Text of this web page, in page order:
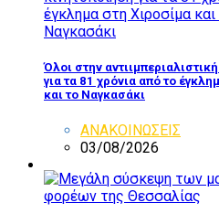
Όλοι στην
για τα 81 χρόνια από το
και το Ναγκασάκι
ΑΝΑΚΟΙΝΩΣΕΙΣ
03/08/2026